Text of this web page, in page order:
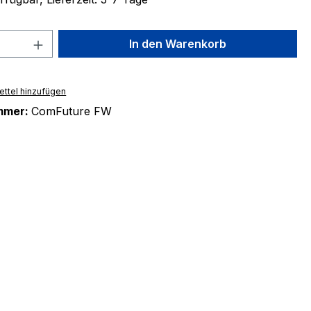
Anzahl: Gib den gewünschten Wert
In den Warenkorb
hinzufügen
ComFuture FW